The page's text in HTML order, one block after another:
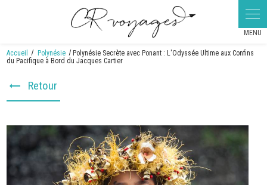
Accueil Polynésie
Polynésie Secrète avec Ponant : L'Odyssée Ultime aux Confins
du Pacifique à Bord du Jacques Cartier
Retour
Panneau de gestion des cookies